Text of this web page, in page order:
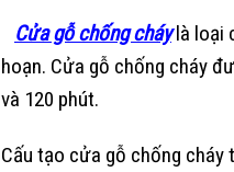
Cửa gỗ chống cháylà loại
hoạn. Cửa gỗ chống cháy
và 120 phút.
Cấu tạo cửa gỗ chống cháy